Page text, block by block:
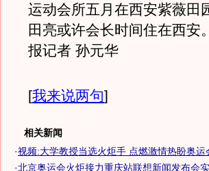
运动会所五月在西安紫薇田
田亮或许会长时间住在西安
报记者 孙元华
[我来说两句]
相关新闻
·视频:大学教授当选火炬手 点燃激情热盼奥运
·北京奥运会火炬接力重庆站联想新闻发布会